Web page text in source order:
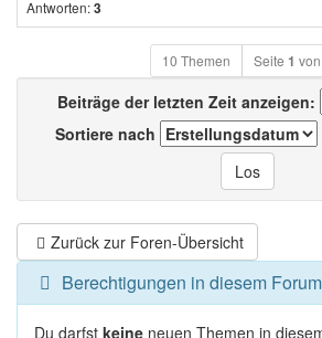
Antworten:3
10 Themen Seite 1 von
Beiträge der letzten Zeit anzeigen:
Sortiere nach
Zurück zur Foren-Übersicht
Berechtigungen in diesem Forum
Du darfst keine neuen Themen in